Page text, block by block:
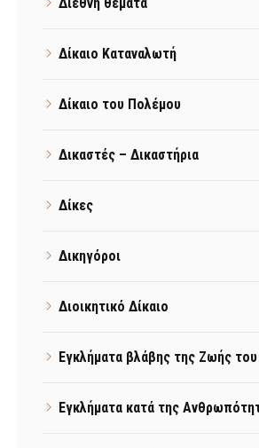
Δίκαιο Καταναλωτή
Δίκαιο του Πολέμου
Δικαστές – Δικαστήρια
Δίκες
Δικηγόροι
Διοικητικό Δίκαιο
Εγκλήματα βλάβης της Ζωής
Εγκλήματα κατά της